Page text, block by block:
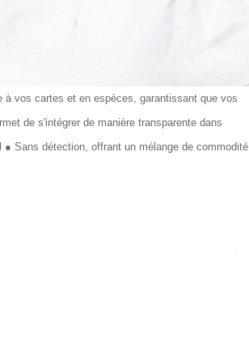
à vos cartes et en espèces, garantissant que vos
de s'intégrer de manière transparente dans
Sans détection, offrant un mélange de commodité